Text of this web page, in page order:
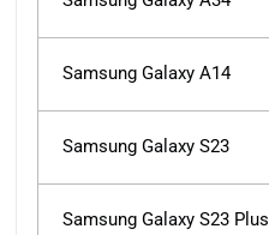
Samsung Galaxy A14
Samsung Galaxy S23
Samsung Galaxy S23 Plus